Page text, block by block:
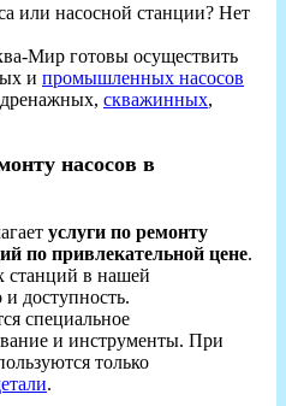
или насосной станции? Нет
Мир готовы осуществить
и промышленных насосов
скважинных,
насосов в
услуги по ремонту
по привлекательной цене.
станций в нашей
и доступность.
специальное
и инструменты. При
только
.